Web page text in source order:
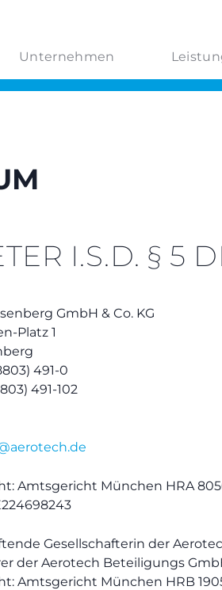
Unternehmen
I.S.D. § 5
GmbH & Co. KG
Platz 1
491-0
491-102
Amtsgericht München HRA
Gesellschafterin der
der Aerotech Beteiligungs
Amtsgericht München HRB